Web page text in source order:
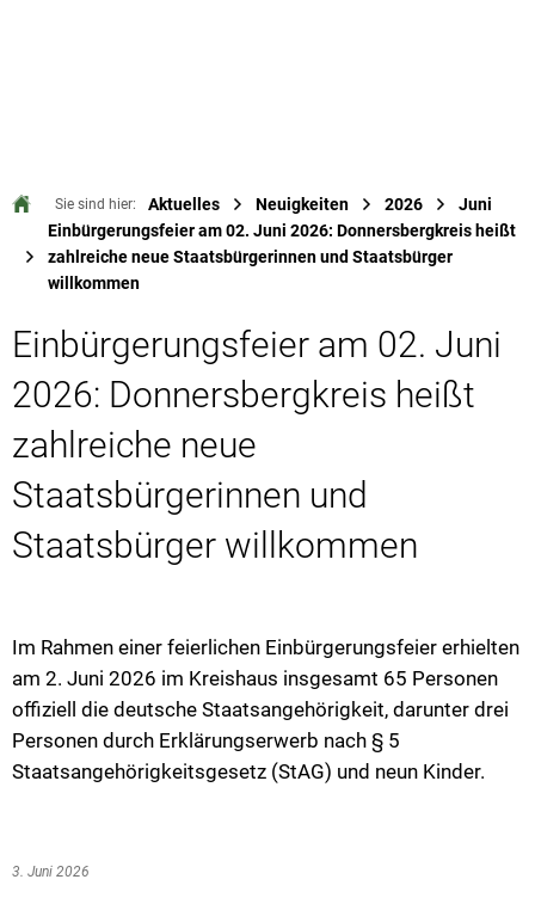
Sie sind hier: Aktuelles Neuigkeiten 2026
Juni
Einbürgerungsfeier am 02. Juni 2026: Donnersbergkreis heißt
zahlreiche neue Staatsbürgerinnen und Staatsbürger
willkommen
Einbürgerungsfeier am 02. Juni
2026: Donnersbergkreis heißt
zahlreiche neue
Staatsbürgerinnen und
Staatsbürger willkommen
Im Rahmen einer feierlichen Einbürgerungsfeier erhielten
am 2. Juni 2026 im Kreishaus insgesamt 65 Personen
offiziell die deutsche Staatsangehörigkeit, darunter drei
Personen durch Erklärungserwerb nach § 5
Staatsangehörigkeitsgesetz (StAG) und neun Kinder.
3. Juni 2026